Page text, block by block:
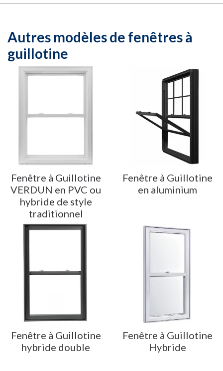
Autres modèles de fenêtres à
guillotine
Fenêtre à Guillotine
VERDUN en PVC ou
hybride de style
traditionnel
Fenêtre à Guillotine
en aluminium
Fenêtre à Guillotine
hybride double
Fenêtre à Guillotine
Hybride